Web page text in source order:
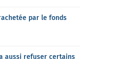
par le fonds
aussi refuser certains